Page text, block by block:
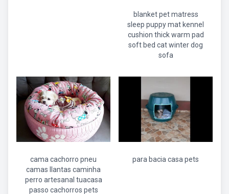
blanket pet matress
sleep puppy mat kennel
cushion thick warm pad
soft bed cat winter dog
sofa
cama cachorro pneu
camas llantas caminha
perro artesanal tuacasa
passo cachorros pets
para bacia casa pets